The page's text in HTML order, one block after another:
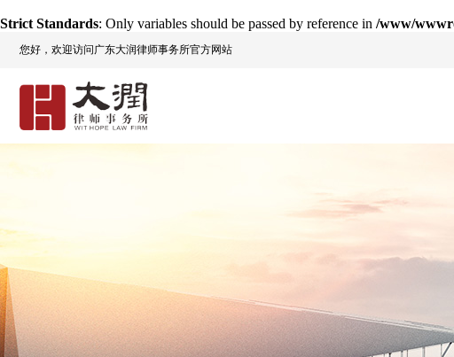
Strict Standards: Only variables should be passed by reference in /www/
您好，欢迎访问广东大润律师事务所官方网站